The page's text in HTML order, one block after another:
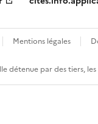
Mentions légales
par des tiers,